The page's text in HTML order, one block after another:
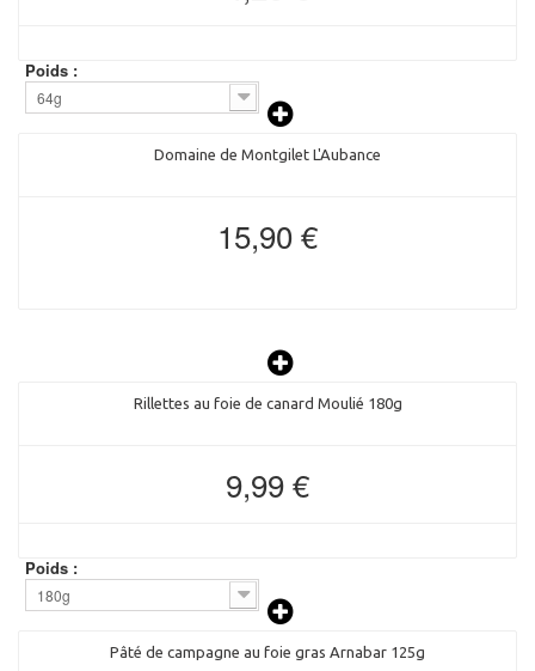
Poids :
64g
Domaine de Montgilet L'Aubance
15,90 €
Rillettes au foie de canard Moulié 180g
9,99 €
Poids :
180g
Pâté de campagne au foie gras Arnabar 125g